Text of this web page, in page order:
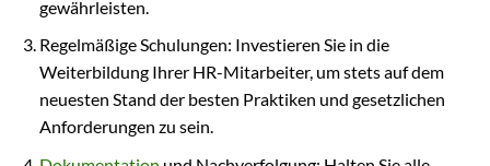
gewährleisten.
Regelmäßige Schulungen: Investieren Sie in die
Weiterbildung Ihrer HR-Mitarbeiter, um stets auf dem
neuesten Stand der besten Praktiken und gesetzlichen
Anforderungen zu sein.